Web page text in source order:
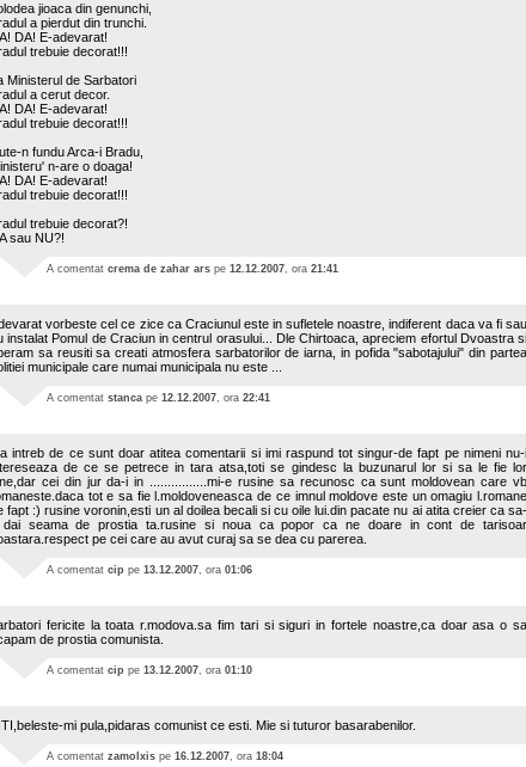
jioaca din genunchi,
a pierdut din trunchi.
DA! E-adevarat!
trebuie decorat!!!
Ministerul de Sarbatori
a cerut decor.
DA! E-adevarat!
trebuie decorat!!!
n fundu Arca-i Bradu,
n-are o doaga!
DA! E-adevarat!
trebuie decorat!!!
trebuie decorat?!
sau NU?!
A comentat crema de zahar ars pe 12.12.2007, ora 21:41
vorbeste cel ce zice ca Craciunul este in sufletele noastre, indiferent daca va fi sau
instalat Pomul de Craciun in centrul orasului... Dle Chirtoaca, apreciem efortul Dvoastra si
sa reusiti sa creati atmosfera sarbatorilor de iarna, in pofida "sabotajului" din partea
municipale care numai municipala nu este ...
A comentat stanca pe 12.12.2007, ora 22:41
intreb de ce sunt doar atitea comentarii si imi raspund tot singur-de fapt pe nimeni nu-
de ce se petrece in tara atsa,toti se gindesc la buzunarul lor si sa le fie lor
cei din jur da-i in ................mi-e rusine sa recunosc ca sunt moldovean care vb
tot e sa fie l.moldoveneasca de ce imnul moldove este un omagiu l.romane
fapt :) rusine voronin,esti un al doilea becali si cu oile lui.din pacate nu ai atita creier ca sa-
seama de prostia ta.rusine si noua ca popor ca ne doare in cont de tarisoar
pe cei care au avut curaj sa se dea cu parerea.
A comentat cip pe 13.12.2007, ora 01:06
fericite la toata r.modova.sa fim tari si siguri in fortele noastre,ca doar asa o sa
de prostia comunista.
A comentat cip pe 13.12.2007, ora 01:10
mi pula,pidaras comunist ce esti. Mie si tuturor basarabenilor.
A comentat zamolxis pe 16.12.2007, ora 18:04